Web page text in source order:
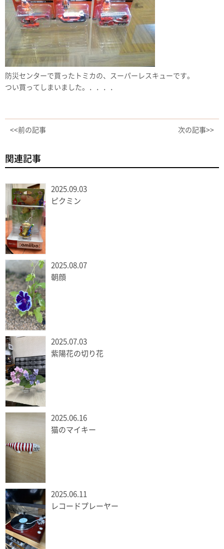
防災センターで買ったトミカの、スーパーレスキューです。
つい買ってしまいました。．．．．
<<前の記事 次の記事>>
関連記事
2025.09.03
ピクミン
2025.08.07
朝顔
2025.07.03
紫陽花の切り花
2025.06.16
猫のマイキー
2025.06.11
レコードプレーヤー